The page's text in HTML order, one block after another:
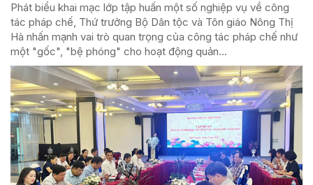
Phát biểu khai mạc lớp tập huấn một số nghiệp vụ về công
tác pháp chế, Thứ trưởng Bộ Dân tộc và Tôn giáo Nông Thị
Hà nhấn mạnh vai trò quan trọng của công tác pháp chế như
một "gốc", "bệ phóng" cho hoạt động quản...